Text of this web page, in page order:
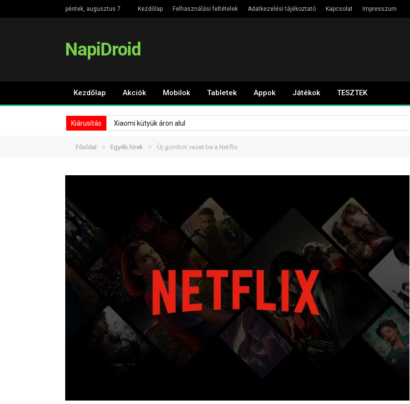
péntek, augusztus 7 Kezdőlap Felhasználási feltételek Adatkezelési tájékoztató Kapcsolat Impresszum
NapiDroid
Kezdőlap Akciók Mobilok Tabletek Appok Játékok TESZTEK
Kiárusítás Xiaomi kütyük áron alul
Főoldal » Egyéb hírek » Új gombot vezet be a Netflix